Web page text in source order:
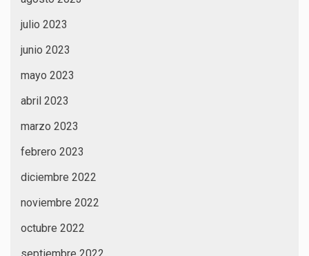
julio 2023
junio 2023
mayo 2023
abril 2023
marzo 2023
febrero 2023
diciembre 2022
noviembre 2022
octubre 2022